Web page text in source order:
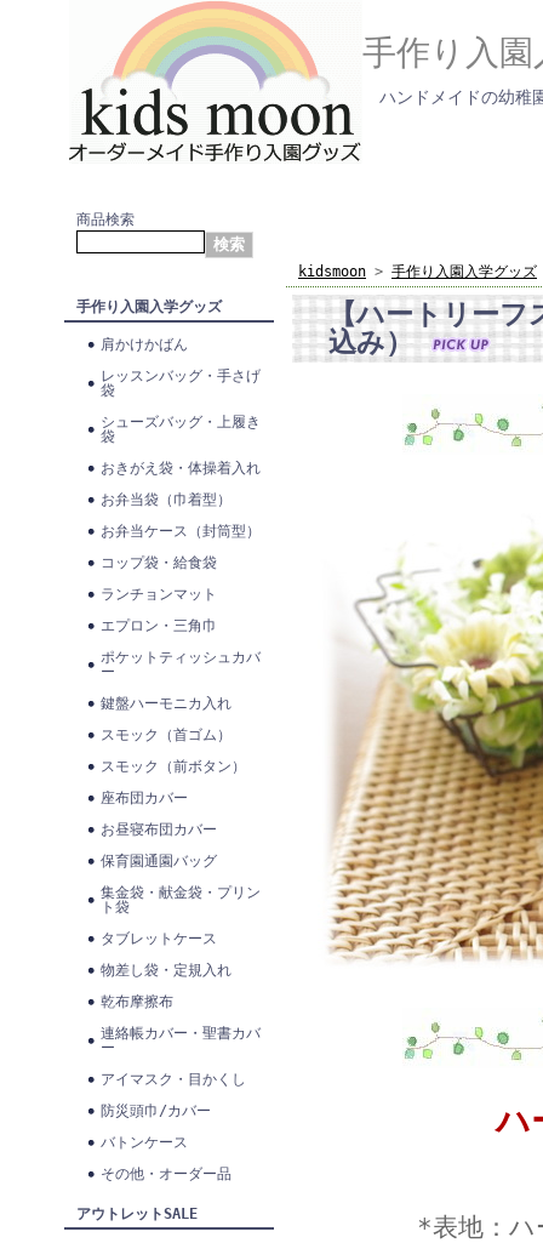
手作り入
ハンドメイドの幼稚
商品検索
手作り入園入学グッズ
肩かけかばん
レッスンバッグ・手さげ
袋
シューズバッグ・上履き
袋
おきがえ袋・体操着入れ
お弁当袋（巾着型）
お弁当ケース（封筒型）
コップ袋・給食袋
ランチョンマット
エプロン・三角巾
ポケットティッシュカバ
ー
鍵盤ハーモニカ入れ
スモック（首ゴム）
スモック（前ボタン）
座布団カバー
お昼寝布団カバー
保育園通園バッグ
集金袋・献金袋・プリン
ト袋
タブレットケース
物差し袋・定規入れ
乾布摩擦布
連絡帳カバー・聖書カバ
ー
アイマスク・目かくし
防災頭巾/カバー
バトンケース
その他・オーダー品
アウトレットSALE
kidsmoon > 手作り入園入学グッズ
【ハートリーフ
込み）
ハ
*表地：